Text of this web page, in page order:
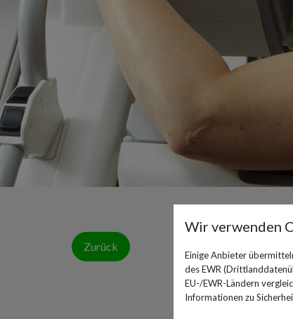
Zurück
Wir verwenden
Einige Anbieter
des EWR
EU-/EWR-Ländern
Informationen zu